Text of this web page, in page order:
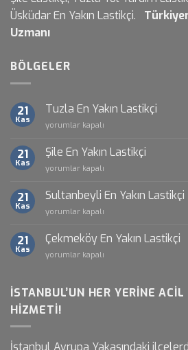
Üsküdar En Yakın Lastikçi.
Uzmanı
BÖLGELER
21
Kas
Tuzla En Yakın Lastikçi
Tuzla
Yakın
Lastikçi
için
yorumlar kapalı
21
Kas
Şile En Yakın Lastikçi
Şile
Yakın
için
yorumlar kapalı
21
Kas
Sultanbeyli En Yakın Lastikçi
Sultanbeyli
Yakın
Lastikçi
için
yorumlar kapalı
21
Kas
Çekmeköy En Yakın Lastikçi
Çekmeköy
Lastikçi
yorumlar kapalı
İSTANBUL’UN HER YERINE
HIZMETI!